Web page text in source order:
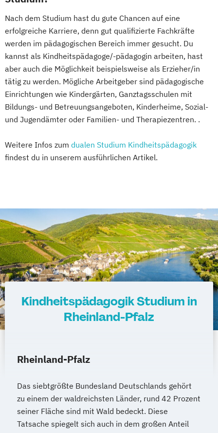
Nach dem Studium hast du gute Chancen auf eine
erfolgreiche Karriere, denn gut qualifizierte Fachkräfte
werden im pädagogischen Bereich immer gesucht. Du
kannst als Kindheitspädagoge/-pädagogin arbeiten, hast
aber auch die Möglichkeit beispielsweise als Erzieher/in
tätig zu werden. Mögliche Arbeitgeber sind pädagogische
Einrichtungen wie Kindergärten, Ganztagsschulen mit
Bildungs- und Betreuungsangeboten, Kinderheime, Sozial-
und Jugendämter oder Familien- und Therapiezentren. .
Weitere Infos zum dualen Studium Kindheitspädagogik
findest du in unserem ausführlichen Artikel.
Kindheitspädagogik Studium in
Rheinland-Pfalz
Rheinland-Pfalz
Das siebtgrößte Bundesland Deutschlands gehört
zu einem der waldreichsten Länder, rund 42 Prozent
seiner Fläche sind mit Wald bedeckt. Diese
Tatsache spiegelt sich auch in dem großen Anteil